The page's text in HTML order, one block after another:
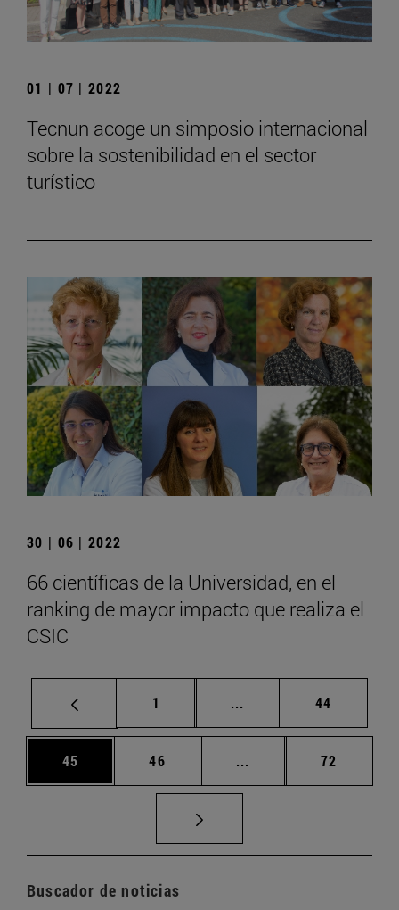
01 | 07 | 2022
Tecnun acoge un simposio internacional
sobre la sostenibilidad en el sector
turístico
30 | 06 | 2022
66 científicas de la Universidad, en el
ranking de mayor impacto que realiza el
CSIC
Página
1 ... Páginas intermedias
Página
44
Página
45 Página
46 ... Páginas intermedias
Página
72
Buscador de noticias